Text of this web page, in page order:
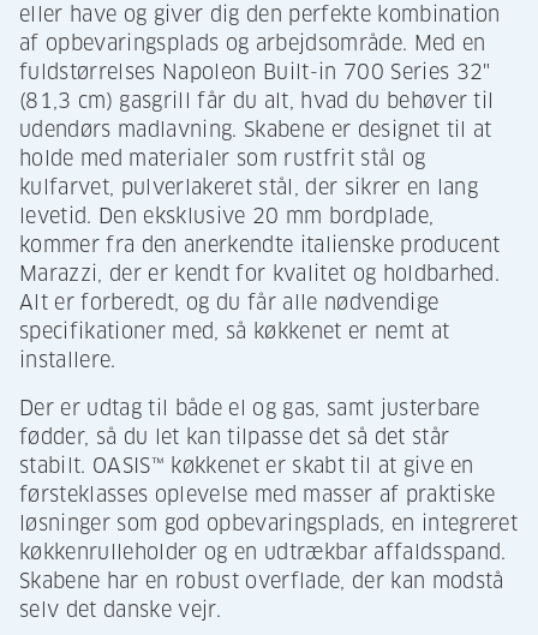
eller have og giver dig den perfekte kombination
af opbevaringsplads og arbejdsområde. Med en
fuldstørrelses Napoleon Built-in 700 Series 32"
(81,3 cm) gasgrill får du alt, hvad du behøver til
udendørs madlavning. Skabene er designet til at
holde med materialer som rustfrit stål og
kulfarvet, pulverlakeret stål, der sikrer en lang
levetid. Den eksklusive 20 mm bordplade,
kommer fra den anerkendte italienske producent
Marazzi, der er kendt for kvalitet og holdbarhed.
Alt er forberedt, og du får alle nødvendige
specifikationer med, så køkkenet er nemt at
installere.
Der er udtag til både el og gas, samt justerbare
fødder, så du let kan tilpasse det så det står
stabilt. OASIS™ køkkenet er skabt til at give en
førsteklasses oplevelse med masser af praktiske
løsninger som god opbevaringsplads, en integreret
køkkenrulleholder og en udtrækbar affaldsspand.
Skabene har en robust overflade, der kan modstå
selv det danske vejr.